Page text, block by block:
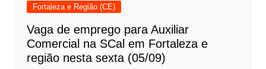
Fortaleza e Região (CE)
Vaga de emprego para Auxiliar
Comercial na SCal em Fortaleza e
região nesta sexta (05/09)